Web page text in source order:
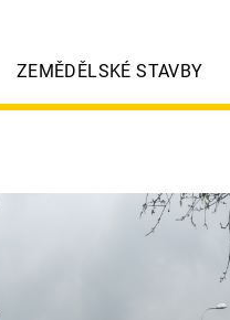
ZEMĚDĚLSKÉ STAVBY